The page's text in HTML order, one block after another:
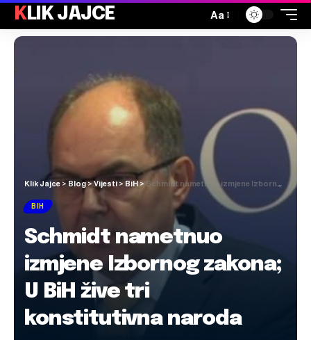
KLIK JAJCE Aa
Klik Jajce >Blog>Vijesti> BiH> Schmidt nametnuo izmjene Izbornog zakona; U BiH žive tri konstitutivna naroda
BIH
Schmidt nametnuo
izmjene Izbornog zakona;
U BiH žive tri
konstitutivna naroda